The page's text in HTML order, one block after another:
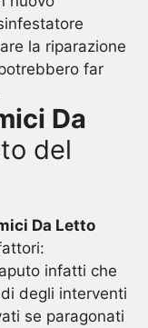
la riparazione
far
Da
del
Da Letto
infatti che
degli interventi
se paragonati